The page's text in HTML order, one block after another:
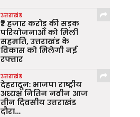
उत्तराखंड
₹7 हजार करोड़ की सड़क
परियोजनाओं को मिली
सहमति, उत्तराखंड के
विकास को मिलेगी नई
रफ्तार
उत्तराखंड
देहरादून: भाजपा राष्ट्रीय
अध्यक्ष नितिन नवीन आज
तीन दिवसीय उत्तराखंड
दौरा…